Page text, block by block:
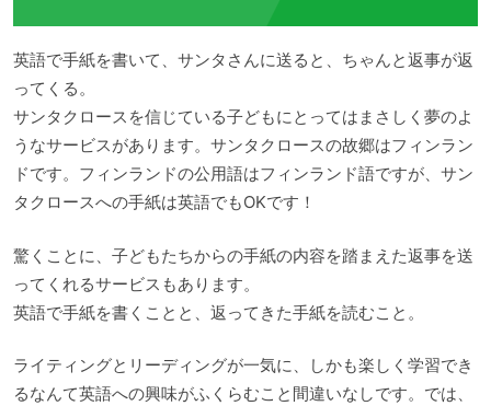
英語で手紙を書いて、サンタさんに送ると、ちゃんと返事が返
ってくる。
サンタクロースを信じている子どもにとってはまさしく夢のよ
うなサービスがあります。サンタクロースの故郷はフィンラン
ドです。フィンランドの公用語はフィンランド語ですが、サン
タクロースへの手紙は英語でもOKです！
驚くことに、子どもたちからの手紙の内容を踏まえた返事を送
ってくれるサービスもあります。
英語で手紙を書くことと、返ってきた手紙を読むこと。
ライティングとリーディングが一気に、しかも楽しく学習でき
るなんて英語への興味がふくらむこと間違いなしです。では、